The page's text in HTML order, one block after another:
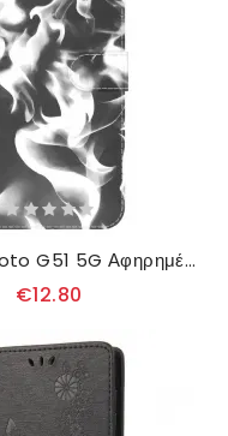
Κάλυμμα Moto G51 5G Αφηρημένο Μοτίβο
€12.80